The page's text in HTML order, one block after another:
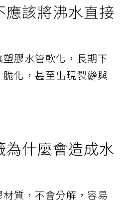
應該將沸水直接
膠水管軟化，長期下
化，甚至出現裂縫與
為什麼會造成水
質，不會分解，容易